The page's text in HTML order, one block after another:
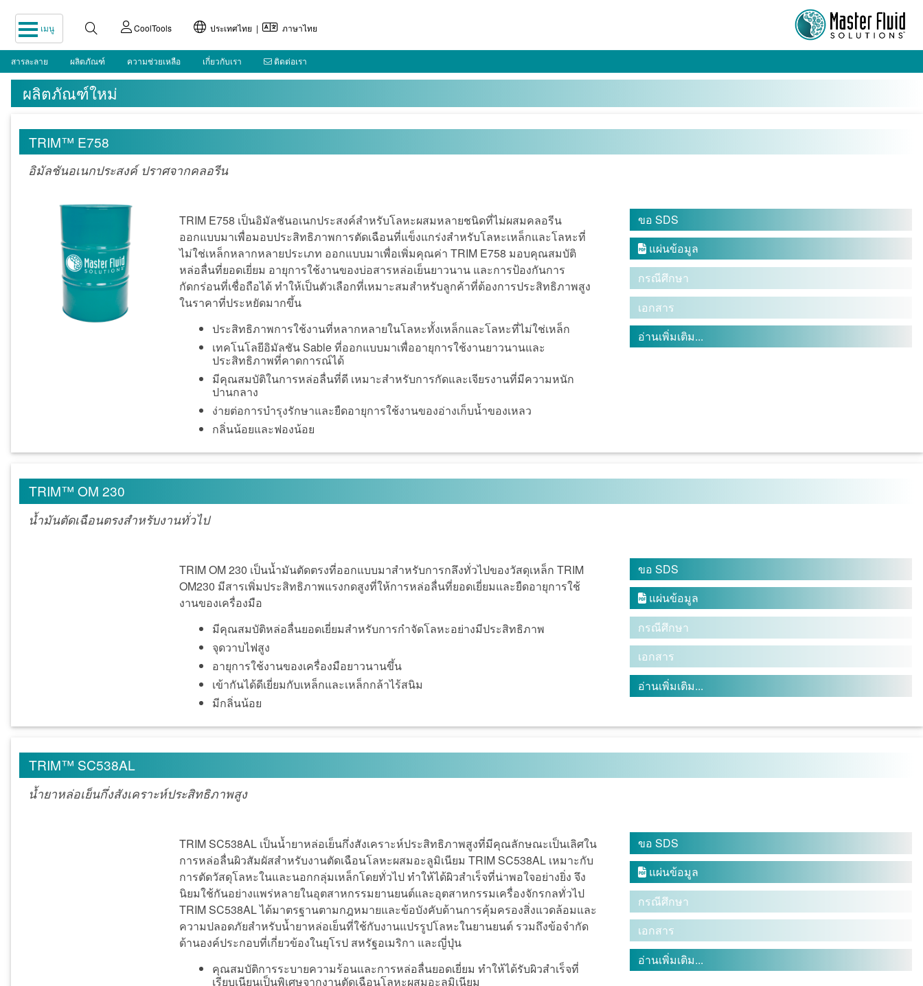
เมนู CoolTools ประเทศไทย | ภาษาไทย
สารละลาย ผลิตภัณฑ์ ความช่วยเหลือ เกี่ยวกับเรา ติดต่อเรา
ผลิตภัณฑ์ใหม่
TRIM™ E758
อิมัลชันอเนกประสงค์ ปราศจากคลอรีน
TRIM E758 เป็นอิมัลชันอเนกประสงค์สำหรับโลหะผสมหลายชนิดที่ไม่ผสมคลอรีน
ออกแบบมาเพื่อมอบประสิทธิภาพการตัดเฉือนที่แข็งแกร่งสำหรับโลหะเหล็กและโลหะที่
ไม่ใช่เหล็กหลากหลายประเภท ออกแบบมาเพื่อเพิ่มคุณค่า TRIM E758 มอบคุณสมบัติ
หล่อลื่นที่ยอดเยี่ยม อายุการใช้งานของบ่อสารหล่อเย็นยาวนาน และการป้องกันการ
กัดกร่อนที่เชื่อถือได้ ทำให้เป็นตัวเลือกที่เหมาะสมสำหรับลูกค้าที่ต้องการประสิทธิภาพสูง
ในราคาที่ประหยัดมากขึ้น
ประสิทธิภาพการใช้งานที่หลากหลายในโลหะทั้งเหล็กและโลหะที่ไม่ใช่เหล็ก
เทคโนโลยีอิมัลชัน Sable ที่ออกแบบมาเพื่ออายุการใช้งานยาวนานและ
ประสิทธิภาพที่คาดการณ์ได้
มีคุณสมบัติในการหล่อลื่นที่ดี เหมาะสำหรับการกัดและเจียรงานที่มีความหนัก
ปานกลาง
ง่ายต่อการบำรุงรักษาและยืดอายุการใช้งานของอ่างเก็บน้ำของเหลว
กลิ่นน้อยและฟองน้อย
ขอ SDS
 แผ่นข้อมูล
กรณีศึกษา
เอกสาร
อ่านเพิ่มเติม...
TRIM™ OM 230
น้ำมันตัดเฉือนตรงสำหรับงานทั่วไป
TRIM OM 230 เป็นน้ำมันตัดตรงที่ออกแบบมาสำหรับการกลึงทั่วไปของวัสดุเหล็ก TRIM
OM230 มีสารเพิ่มประสิทธิภาพแรงกดสูงที่ให้การหล่อลื่นที่ยอดเยี่ยมและยืดอายุการใช้
งานของเครื่องมือ
มีคุณสมบัติหล่อลื่นยอดเยี่ยมสำหรับการกำจัดโลหะอย่างมีประสิทธิภาพ
จุดวาบไฟสูง
อายุการใช้งานของเครื่องมือยาวนานขึ้น
เข้ากันได้ดีเยี่ยมกับเหล็กและเหล็กกล้าไร้สนิม
มีกลิ่นน้อย
ขอ SDS
 แผ่นข้อมูล
กรณีศึกษา
เอกสาร
อ่านเพิ่มเติม...
TRIM™ SC538AL
น้ำยาหล่อเย็นกึ่งสังเคราะห์ประสิทธิภาพสูง
TRIM SC538AL เป็นน้ำยาหล่อเย็นกึ่งสังเคราะห์ประสิทธิภาพสูงที่มีคุณลักษณะเป็นเลิศใน
การหล่อลื่นผิวสัมผัสสำหรับงานตัดเฉือนโลหะผสมอะลูมิเนียม TRIM SC538AL เหมาะกับ
การตัดวัสดุโลหะในและนอกกลุ่มเหล็กโดยทั่วไป ทำให้ได้ผิวสำเร็จที่น่าพอใจอย่างยิ่ง จึง
นิยมใช้กันอย่างแพร่หลายในอุตสาหกรรมยานยนต์และอุตสาหกรรมเครื่องจักรกลทั่วไป
TRIM SC538AL ได้มาตรฐานตามกฎหมายและข้อบังคับด้านการคุ้มครองสิ่งแวดล้อมและ
ความปลอดภัยสำหรับน้ำยาหล่อเย็นที่ใช้กับงานแปรรูปโลหะในยานยนต์ รวมถึงข้อจำกัด
ด้านองค์ประกอบที่เกี่ยวข้องในยุโรป สหรัฐอเมริกา และญี่ปุ่น
คุณสมบัติการระบายความร้อนและการหล่อลื่นยอดเยี่ยม ทำให้ได้รับผิวสำเร็จที่
เรียบเนียนเป็นพิเศษจากงานตัดเฉือนโลหะผสมอะลูมิเนียม
ขอ SDS
 แผ่นข้อมูล
กรณีศึกษา
เอกสาร
อ่านเพิ่มเติม...